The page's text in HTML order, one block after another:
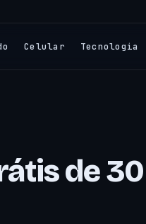
Celular Tecnologia
de 30